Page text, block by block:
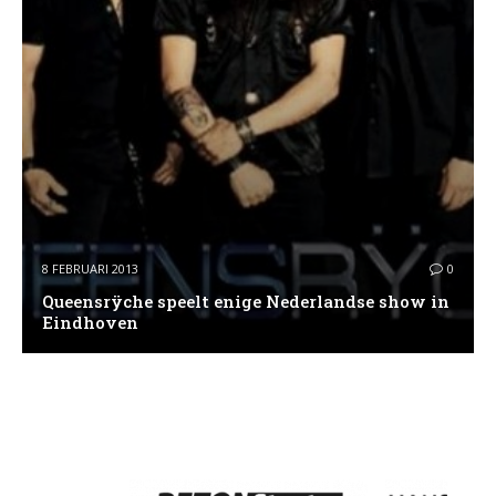
8 FEBRUARI 2013 0
Queensrÿche speelt enige Nederlandse show in
Eindhoven